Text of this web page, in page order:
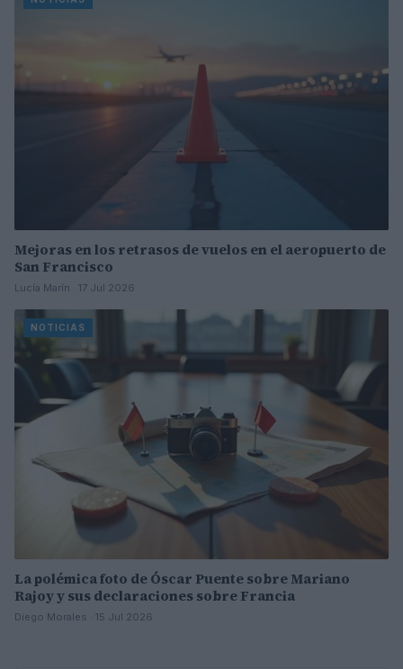
Mejoras en los retrasos de vuelos en el aeropuerto de
San Francisco
Lucía Marín · 17 Jul 2026
NOTICIAS
La polémica foto de Óscar Puente sobre Mariano
Rajoy y sus declaraciones sobre Francia
Diego Morales · 15 Jul 2026